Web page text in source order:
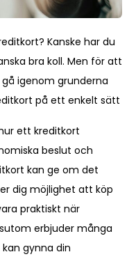
Kanske har du
bra koll. Men för att
igenom grunderna
på ett enkelt sätt
ett kreditkort
beslut och
kan ge om det
dig möjlighet att köp
praktiskt när
erbjuder många
gynna din